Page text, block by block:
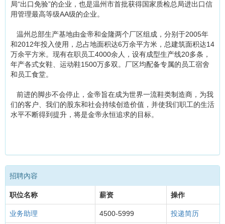
局“出口免验”的企业，也是温州市首批获得国家质检总局进出口信
用管理最高等级AA级的企业。
温州总部生产基地由金帝和金隆两个厂区组成，分别于2005年
和2012年投入使用，总占地面积达6万余平方米，总建筑面积达14
万余平方米。现有在职员工4000余人，设有成型生产线20多条，
年产各式女鞋、运动鞋1500万多双。厂区均配备专属的员工宿舍
和员工食堂。
前进的脚步不会停止，金帝旨在成为世界一流鞋类制造商，为我
们的客户、我们的股东和社会持续创造价值，并使我们职工的生活
水平不断得到提升，将是金帝永恒追求的目标。
招聘內容
职位名称 薪资 操作
业务助理 4500-5999 投递简历